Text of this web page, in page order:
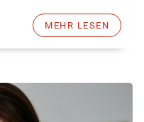
MEHR LESEN